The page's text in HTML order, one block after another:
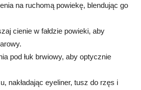
na ruchomą powiekę, blendując go
cienie w fałdzie powieki, aby
pod łuk brwiowy, aby optycznie
nakładając eyeliner, tusz do rzęs i